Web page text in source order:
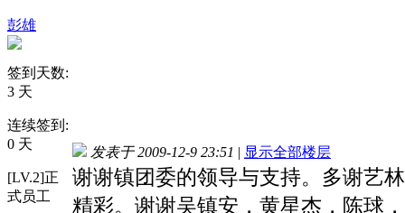
彭雄
签到天数:
3 天
连续签到:
0 天
[LV.2]正
式员工
发表于 2009-12-9 23:51 | 显示全部楼层
谢谢镇团委的领导与支持。多谢艺
精彩。谢谢吴镇安，黄星杰，陈球